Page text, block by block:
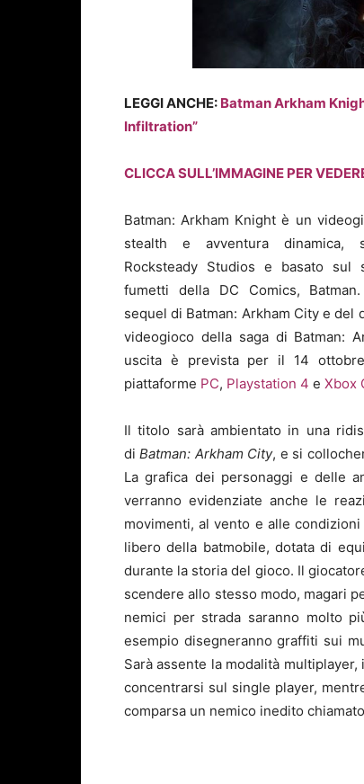
LEGGI ANCHE: Batman Arkham
Infiltration”
CLICCA SULL’IMMAGINE PER
Batman: Arkham Knight è un
stealth e avventura dinamica,
Rocksteady Studios e basato sul
fumetti della DC Comics,
sequel di Batman: Arkham City e del
videogioco della saga di Batman:
uscita è prevista per il 14
piattaforme PC, Playstation 4 e Xbox
Il titolo sarà ambientato in una
diBatman: Arkham City, e si
La grafica dei personaggi e delle
verranno evidenziate anche le
movimenti, al vento e alle
libero della batmobile, dotata di
durante la storia del gioco. Il
scendere allo stesso modo, magari
nemici per strada saranno molto
esempio disegneranno graffiti sui
Sarà assente la modalità multiplayer,
concentrarsi sul single player,
comparsa un nemico inedito